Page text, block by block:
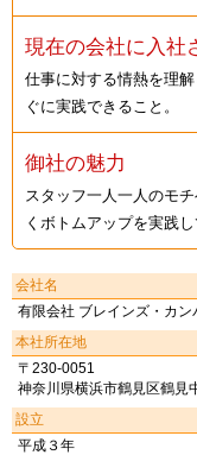
現在の会社に入社
仕事に対する情熱を理
ぐに実践できること。
御社の魅力
スタッフ一人一人のモ
くボトムアップを実践し
会社名
有限会社 ブレインズ・カン
本社所在地
〒230-0051
神奈川県横浜市鶴見区鶴
設立
平成３年